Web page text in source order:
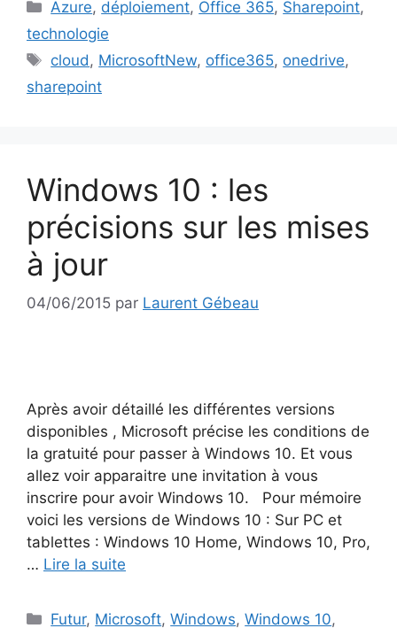
Azure, déploiement, Office 365, Sharepoint,
technologie
Étiquettes
cloud , MicrosoftNew, office365, onedrive,
sharepoint
Windows 10 : les
précisions sur les mises
à jour
04/06/2015 par Laurent Gébeau
Après avoir détaillé les différentes versions
disponibles , Microsoft précise les conditions de
la gratuité pour passer à Windows 10. Et vous
allez voir apparaitre une invitation à vous
inscrire pour avoir Windows 10. Pour mémoire
voici les versions de Windows 10 : Sur PC et
tablettes : Windows 10 Home, Windows 10, Pro,
… Lire la suite
Catégories
Futur, Microsoft,Windows,Windows 10,